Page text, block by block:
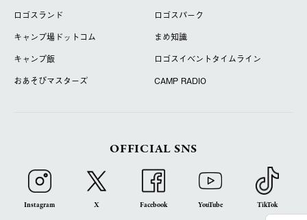
ロゴスランド
ロゴスパーク
キャンプ場ドットコム
まめ知識
キャンプ飯
ロゴスイベントタイムライン
おあそびマスターズ
CAMP RADIO
OFFICIAL SNS
Instagram X Facebook YouTube TikTok